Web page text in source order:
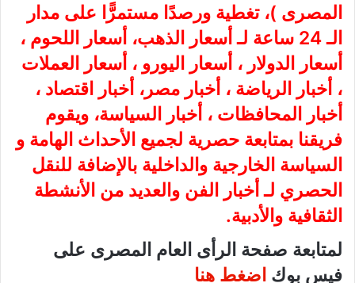
المصرى )، تغطية ورصدًا مستمرًّا على مدار
الـ 24 ساعة لـ أسعار الذهب، أسعار اللحوم ،
أسعار الدولار ، أسعار اليورو ، أسعار العملات
، أخبار الرياضة ، أخبار مصر، أخبار اقتصاد ،
أخبار المحافظات ، أخبار السياسة، ويقوم
فريقنا بمتابعة حصرية لجميع الأحداث الهامة و
السياسة الخارجية والداخلية بالإضافة للنقل
الحصري لـ أخبار الفن والعديد من الأنشطة
الثقافية والأدبية.
لمتابعة صفحة الرأى العام المصرى على
فيس بوك اضغط هنا